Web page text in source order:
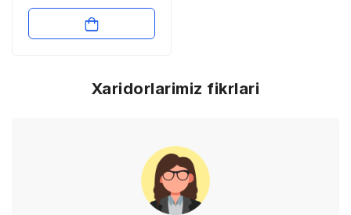
Xaridorlarimiz fikrlari